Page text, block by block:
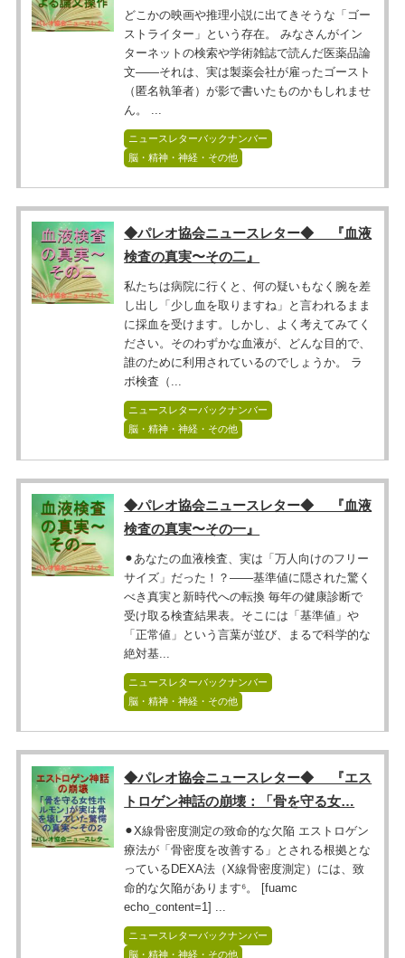
どこかの映画や推理小説に出てきそうな「ゴー
ストライター」という存在。 みなさんがイン
ターネットの検索や学術雑誌で読んだ医薬品論
文――それは、実は製薬会社が雇ったゴースト
（匿名執筆者）が影で書いたものかもしれませ
ん。 ...
ニュースレターバックナンバー
脳・精神・神経・その他
◆パレオ協会ニュースレター◆ 『血液
検査の真実〜その二』
私たちは病院に行くと、何の疑いもなく腕を差
し出し「少し血を取りますね」と言われるまま
に採血を受けます。しかし、よく考えてみてく
ださい。そのわずかな血液が、どんな目的で、
誰のために利用されているのでしょうか。 ラ
ボ検査（...
ニュースレターバックナンバー
脳・精神・神経・その他
◆パレオ協会ニュースレター◆ 『血液
検査の真実〜その一』
⚫︎あなたの血液検査、実は「万人向けのフリー
サイズ」だった！？――基準値に隠された驚く
べき真実と新時代への転換 毎年の健康診断で
受け取る検査結果表。そこには「基準値」や
「正常値」という言葉が並び、まるで科学的な
絶対基...
ニュースレターバックナンバー
脳・精神・神経・その他
◆パレオ協会ニュースレター◆ 『エス
トロゲン神話の崩壊：「骨を守る女…
⚫︎X線骨密度測定の致命的な欠陥 エストロゲン
療法が「骨密度を改善する」とされる根拠とな
っているDEXA法（X線骨密度測定）には、致
命的な欠陥があります⁶。 [fuamc
echo_content=1] ...
ニュースレターバックナンバー
脳・精神・神経・その他